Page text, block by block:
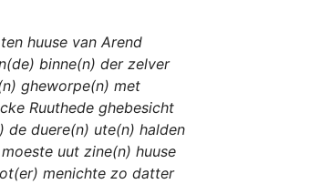
huuse van Arend
binne(n) der zelver
gheworpe(n) met
Ruuthede ghebesicht
duere(n) ute(n) halden
uut zine(n) huuse
menichte zo datter